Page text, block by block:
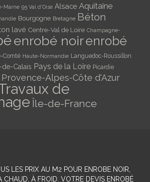
Marne 95 Val d'Oise Alsace Aquitaine
Bourgogne Bretagne Béton
lavé Centre-Val de Loire Champagne-
enrobé noirenrobé
Comté Haute-Normandie Languedoc-Roussillon
de-Calais Pays de la Loire Picardie
Provence-Alpes-Côte d'Azur
de
Île-de-France
LES PRIX AU M2 POUR ENROBE NOIR,
CHAUD, À FROID. VOTRE DEVIS ENROBÉ